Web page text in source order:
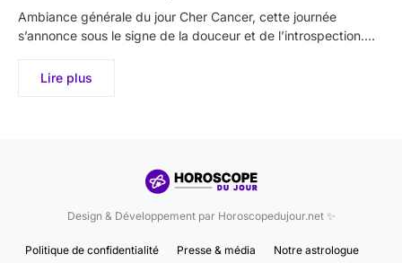
Ambiance générale du jour Cher Cancer, cette journée
s’annonce sous le signe de la douceur et de l’introspection.…
Lire plus
Design & Développement par Horoscopedujour.net ✨
Politique de confidentialité Presse & média Notre astrologue